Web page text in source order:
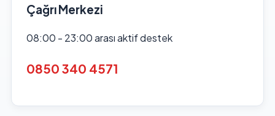
Çağrı Merkezi
08:00 - 23:00 arası aktif destek
0850 340 4571